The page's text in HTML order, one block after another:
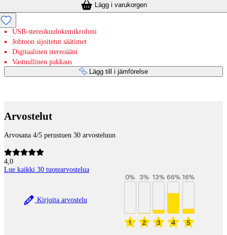
Lägg i varukorgen
USB-stereokuulokemikrofoni
Johtoon sijoitetut säätimet
Digitaalinen stereoääni
Vastuullinen pakkaus
Lägg till i jämförelse
Arvostelut
Arvosana 4/5 perustuen 30 arvosteluun
4,0
Lue kaikki 30 tuotearvostelua
Kirjoita arvostelu
1
0%
2
3%
3
13%
4
66%
5
16%